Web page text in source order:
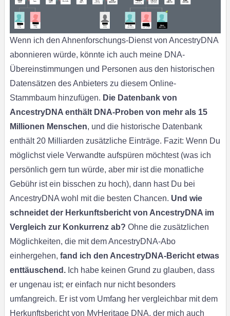
Wenn ich den Ahnenforschungs-Dienst von AncestryDNA
abonnieren würde, könnte ich auch meine DNA-
Übereinstimmungen und Personen aus den historischen
Datensätzen des Anbieters zu diesem Online-
Stammbaum hinzufügen. Die Datenbank von
AncestryDNA enthält DNA-Proben von mehr als 15
Millionen Menschen, und die historische Datenbank
enthält 20 Milliarden zusätzliche Einträge. Fazit: Wenn Du
möglichst viele Verwandte aufspüren möchtest (was ich
persönlich gern tun würde, aber mir ist die monatliche
Gebühr ist ein bisschen zu hoch), dann hast Du bei
AncestryDNA wohl mit die besten Chancen. Und wie
schneidet der Herkunftsbericht von AncestryDNA im
Vergleich zur Konkurrenz ab? Ohne die zusätzlichen
Möglichkeiten, die mit dem AncestryDNA-Abo
einhergehen, fand ich den AncestryDNA-Bericht etwas
enttäuschend.Ich habe keinen Grund zu glauben, dass
er ungenau ist; er einfach nur nicht besonders
umfangreich. Er ist vom Umfang her vergleichbar mit dem
Herkunftsbericht von MyHeritage DNA, der mich auch